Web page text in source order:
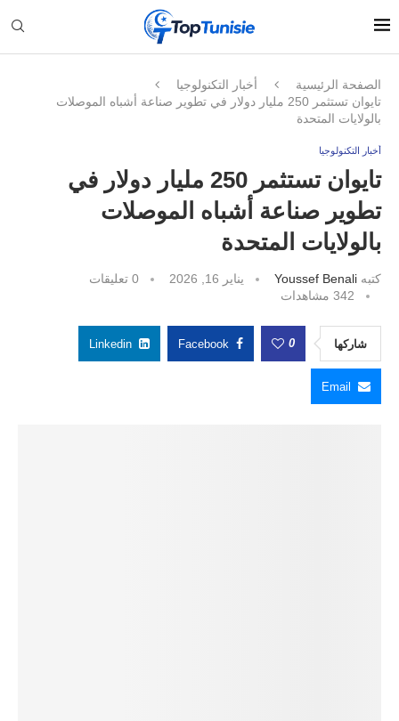
الصفحة الرئيسية
أخبار التكنولوجيا
تايوان تستثمر 250 مليار دولار في تطوير صناعة أشباه الموصلات
بالولايات المتحدة
أخبار التكنولوجيا
تايوان تستثمر 250 مليار دولار في
تطوير صناعة أشباه الموصلات
بالولايات المتحدة
كتبه Youssef Benali يناير 16, 2026
0 تعليقات
342 مشاهدات
شاركها 0
Facebook
Linkedin
Email